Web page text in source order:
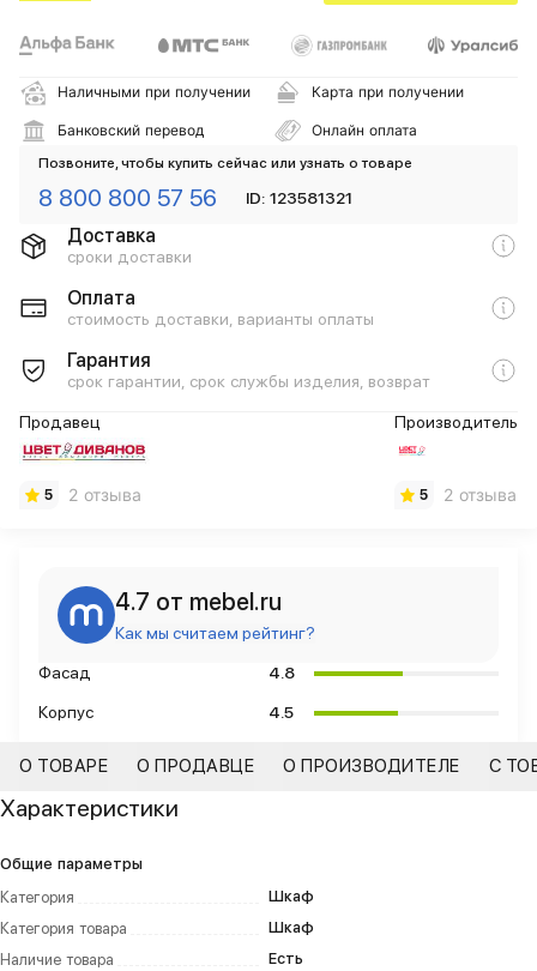
Наличными при получении Карта при получении
Банковский перевод Онлайн оплата
Позвоните, чтобы купить сейчас или узнать о товаре
8 800 800 57 56 ID: 123581321
Доставка
сроки доставки
Оплата
стоимость доставки, варианты оплаты
Гарантия
срок гарантии, срок службы изделия, возврат
Продавец
5 2 отзыва
Производитель
5 2 отзыва
4.7 от mebel.ru
Как мы считаем рейтинг?
Фасад 4.8
Корпус 4.5
О ТОВАРЕ О ПРОДАВЦЕ О ПРОИЗВОДИТЕЛЕ С
Характеристики
Общие параметры
Категория
Шкаф
Категория товара
Шкаф
Наличие товара
Есть